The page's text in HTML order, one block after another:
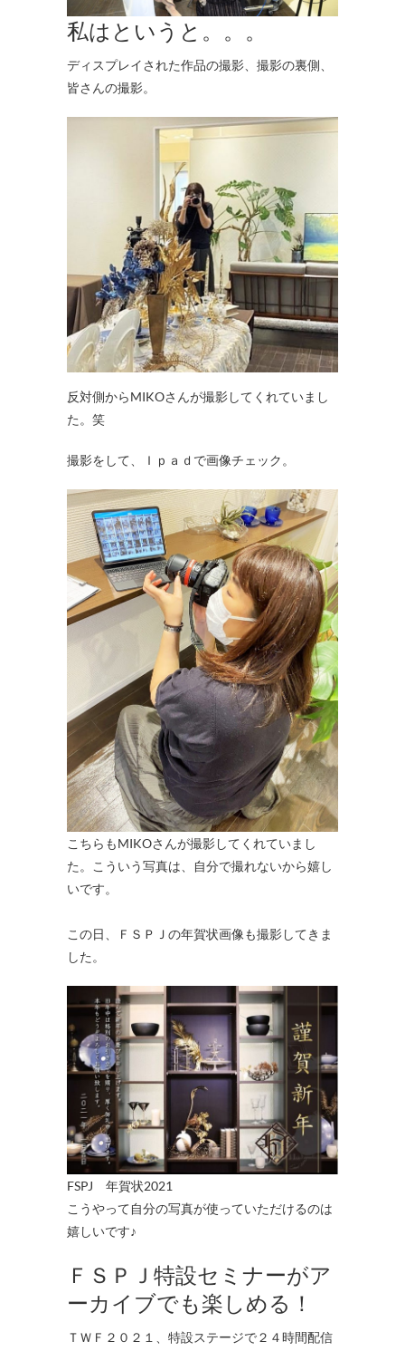
私はというと。。。
ディスプレイされた作品の撮影、撮影の裏側、
皆さんの撮影。
反対側からMIKOさんが撮影してくれていまし
た。笑
撮影をして、Ｉｐａｄで画像チェック。
こちらもMIKOさんが撮影してくれていまし
た。こういう写真は、自分で撮れないから嬉し
いです。
この日、ＦＳＰＪの年賀状画像も撮影してきま
した。
FSPJ 年賀状2021
こうやって自分の写真が使っていただけるのは
嬉しいです♪
ＦＳＰＪ特設セミナーがア
ーカイブでも楽しめる！
ＴＷＦ２０２１、特設ステージで２４時間配信